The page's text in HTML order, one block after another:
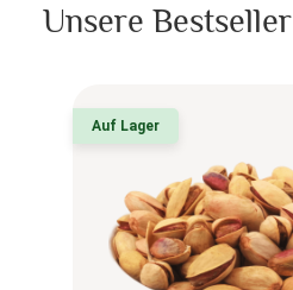
Unsere Bestseller
Auf Lager